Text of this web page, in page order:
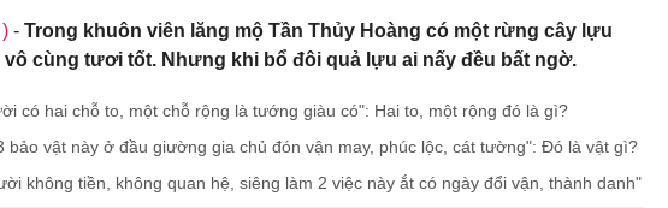
- Trong khuôn viên lăng mộ Tần Thủy Hoàng có một rừng cây lựu
vô cùng tươi tốt. Nhưng khi bổ đôi quả lựu ai nấy đều bất ngờ.
có hai chỗ to, một chỗ rộng là tướng giàu có": Hai to, một rộng đó là gì?
bảo vật này ở đầu giường gia chủ đón vận may, phúc lộc, cát tường": Đó là vật gì?
không tiền, không quan hệ, siêng làm 2 việc này ắt có ngày đổi vận, thành danh"